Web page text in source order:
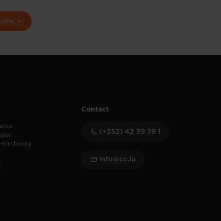
Kirchberg
Contact
(+352) 42 39 39 1
info@cc.lu